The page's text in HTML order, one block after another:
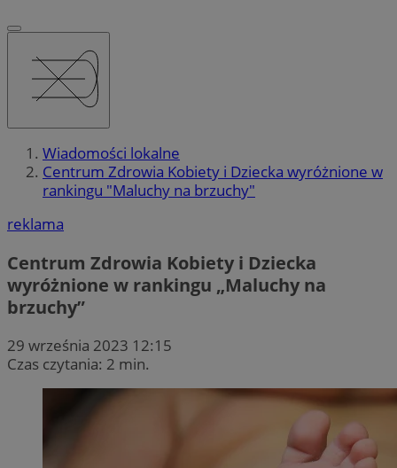
Wiadomości lokalne
Centrum Zdrowia Kobiety i Dziecka wyróżnione w
rankingu "Maluchy na brzuchy"
reklama
Centrum Zdrowia Kobiety i Dziecka
wyróżnione w rankingu „Maluchy na
brzuchy”
29 września 2023 12:15
Czas czytania: 2 min.